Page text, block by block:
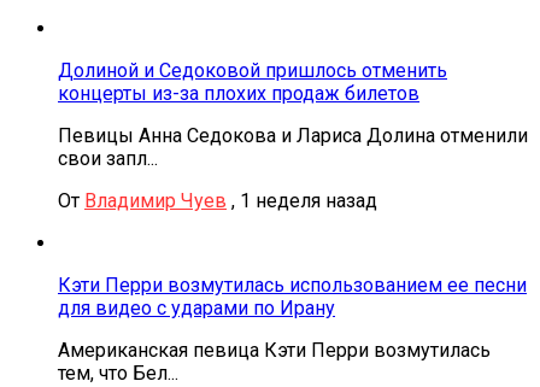
Долиной и Седоковой пришлось отменить
концерты из-за плохих продаж билетов
Певицы Анна Седокова и Лариса Долина отменили
свои запл...
От Владимир Чуев , 1 неделя назад
Кэти Перри возмутилась использованием ее песни
для видео с ударами по Ирану
Американская певица Кэти Перри возмутилась
тем, что Бел...